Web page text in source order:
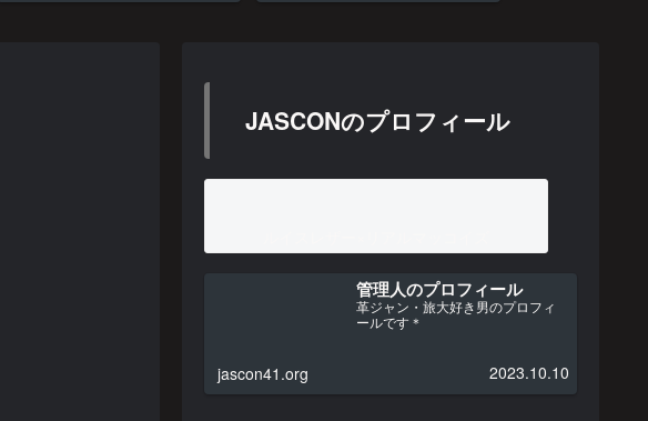
JASCONのプロフィール
管理人のプロフィール
革ジャン・旅大好き男のプロフィ
ールです＊
jascon41.org 2023.10.10